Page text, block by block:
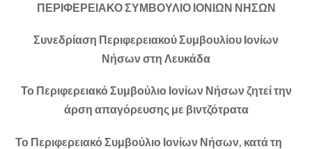
ΠΕΡΙΦΕΡΕΙΑΚΟ ΣΥΜΒΟΥΛΙΟ ΙΟΝΙΩΝ ΝΗΣΩΝ
Συνεδρίαση Περιφερειακού Συμβουλίου Ιονίων
Νήσων στη Λευκάδα
Το Περιφερειακό Συμβούλιο Ιονίων Νήσων ζητεί την
άρση απαγόρευσης με βιντζότρατα
Το Περιφερειακό Συμβούλιο Ιονίων Νήσων, κατά τη